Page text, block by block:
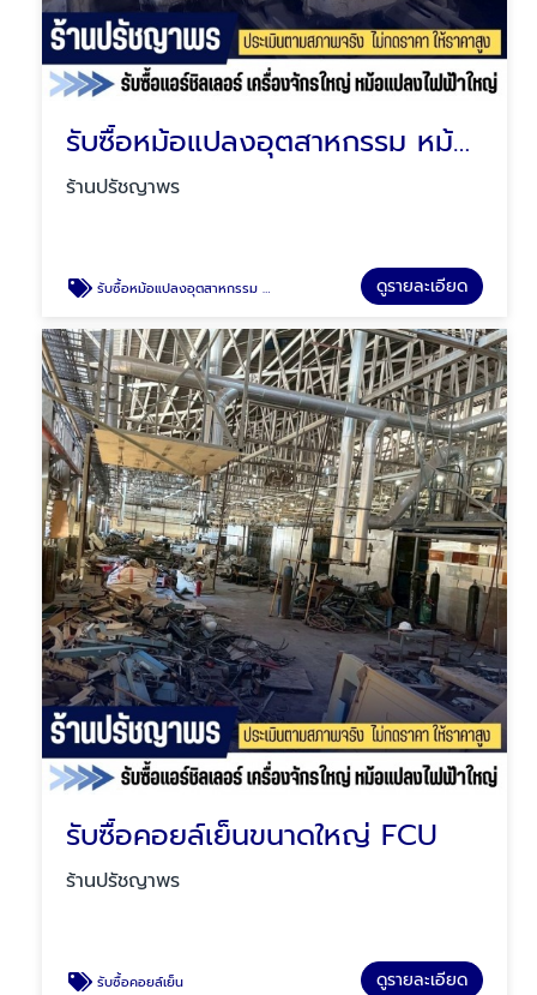
รับซื้อหม้อแปลงอุตสาหกรรม หม้อแปลงไฟฟ้าแรงสูง
ร้านปรัชญาพร
รับซื้อหม้อแปลงอุตสาหกรรม หม้อแปลงไฟฟ้าแรงสูง ดูรายละเอียด
รับซื้อคอยล์เย็นขนาดใหญ่ FCU
ร้านปรัชญาพร
รับซื้อคอยล์เย็น ดูรายละเอียด